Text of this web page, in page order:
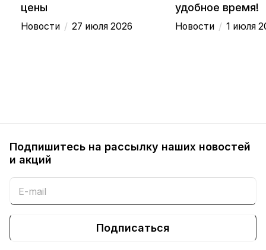
цены
Новости / 27 июля 2026
удобное время!
Новости / 1 июля
Подпишитесь на рассылку наших новостей
и акций
Подписаться